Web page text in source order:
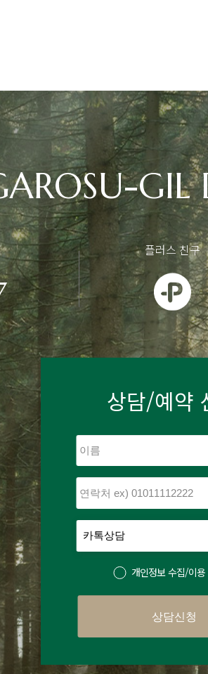
GIL
플러스 친구
상담/예약